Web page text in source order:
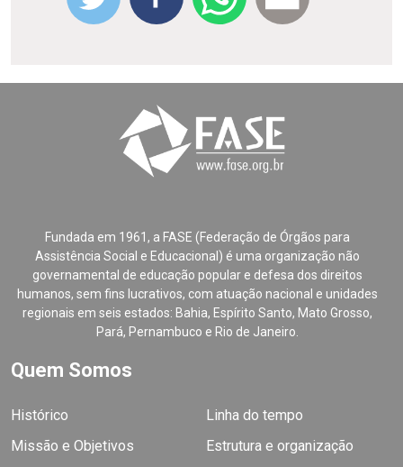
Fundada em 1961, a FASE (Federação de Órgãos para
Assistência Social e Educacional) é uma organização não
governamental de educação popular e defesa dos direitos
humanos, sem fins lucrativos, com atuação nacional e unidades
regionais em seis estados: Bahia, Espírito Santo, Mato Grosso,
Pará, Pernambuco e Rio de Janeiro.
Quem Somos
Histórico
Linha do tempo
Missão e Objetivos
Estrutura e organização